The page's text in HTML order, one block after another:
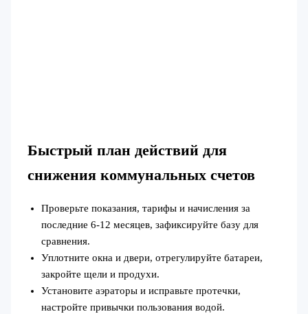
Быстрый план действий для
снижения коммунальных счетов
Проверьте показания, тарифы и начисления за
последние 6-12 месяцев, зафиксируйте базу для
сравнения.
Уплотните окна и двери, отрегулируйте батареи,
закройте щели и продухи.
Установите аэраторы и исправьте протечки,
настройте привычки пользования водой.